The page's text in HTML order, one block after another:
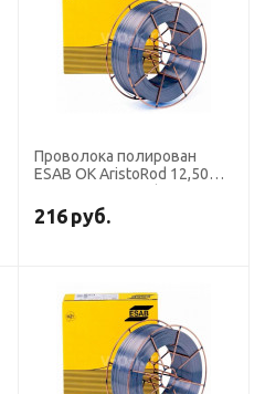
Проволока полирован
ESAB OK AristoRod 12,50
18 кг)
216 руб.